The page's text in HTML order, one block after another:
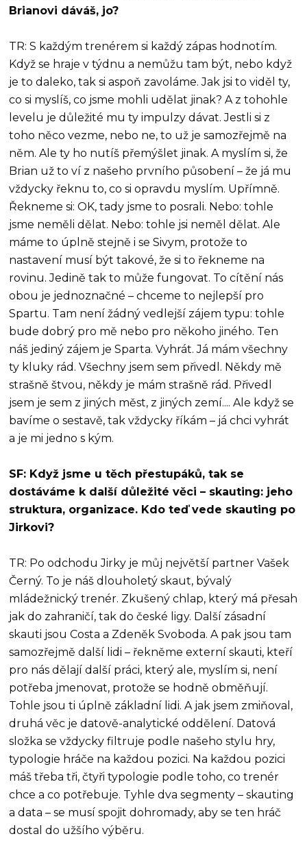
Brianovi dáváš, jo?
TR: S každým trenérem si každý zápas hodnotím.
Když se hraje v týdnu a nemůžu tam být, nebo když
je to daleko, tak si aspoň zavoláme. Jak jsi to viděl ty,
co si myslíš, co jsme mohli udělat jinak? A z tohohle
levelu je důležité mu ty impulzy dávat. Jestli si z
toho něco vezme, nebo ne, to už je samozřejmě na
něm. Ale ty ho nutíš přemýšlet jinak. A myslím si, že
Brian už to ví z našeho prvního působení – že já mu
vždycky řeknu to, co si opravdu myslím. Upřímně.
Řekneme si: OK, tady jsme to posrali. Nebo: tohle
jsme neměli dělat. Nebo: tohle jsi neměl dělat. Ale
máme to úplně stejně i se Sivym, protože to
nastavení musí být takové, že si to řekneme na
rovinu. Jedině tak to může fungovat. To cítění nás
obou je jednoznačné – chceme to nejlepší pro
Spartu. Tam není žádný vedlejší zájem typu: tohle
bude dobrý pro mě nebo pro někoho jiného. Ten
náš jediný zájem je Sparta. Vyhrát. Já mám všechny
ty kluky rád. Všechny jsem sem přivedl. Někdy mě
strašně štvou, někdy je mám strašně rád. Přivedl
jsem je sem z jiných měst, z jiných zemí.... Ale když se
bavíme o sestavě, tak vždycky říkám – já chci vyhrát
a je mi jedno s kým.
SF: Když jsme u těch přestupáků, tak se
dostáváme k další důležité věci – skauting: jeho
struktura, organizace. Kdo teď vede skauting po
Jirkovi?
TR: Po odchodu Jirky je můj největší partner Vašek
Černý. To je náš dlouholetý skaut, bývalý
mládežnický trenér. Zkušený chlap, který má přesah
jak do zahraničí, tak do české ligy. Další zásadní
skauti jsou Costa a Zdeněk Svoboda. A pak jsou tam
samozřejmě další lidi – řekněme externí skauti, kteří
pro nás dělají další práci, který ale, myslím si, není
potřeba jmenovat, protože se hodně obměňují.
Tohle jsou ti úplně základní lidi. A jak jsem zmiňoval,
druhá věc je datově-analytické oddělení. Datová
složka se vždycky filtruje podle našeho stylu hry,
typologie hráče na každou pozici. Na každou pozici
máš třeba tři, čtyři typologie podle toho, co trenér
chce a co potřebuje. Tyhle dva segmenty – skauting
a data – se musí spojit dohromady, aby se ten hráč
dostal do užšího výběru.